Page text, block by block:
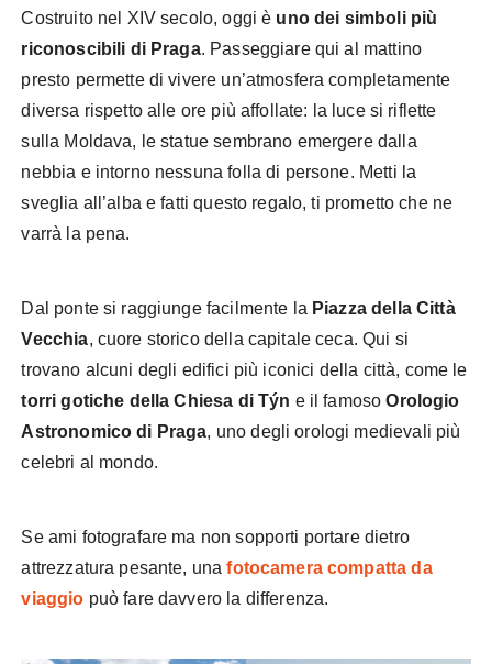
Costruito nel XIV secolo, oggi è uno dei simboli più
riconoscibili di Praga. Passeggiare qui al mattino
presto permette di vivere un’atmosfera completamente
diversa rispetto alle ore più affollate: la luce si riflette
sulla Moldava, le statue sembrano emergere dalla
nebbia e intorno nessuna folla di persone. Metti la
sveglia all’alba e fatti questo regalo, ti prometto che ne
varrà la pena.
Dal ponte si raggiunge facilmente la Piazza della Città
Vecchia, cuore storico della capitale ceca. Qui si
trovano alcuni degli edifici più iconici della città, come le
torri gotiche della Chiesa di Týn e il famosoOrologio
Astronomico di Praga, uno degli orologi medievali più
celebri al mondo.
Se ami fotografare ma non sopporti portare dietro
attrezzatura pesante, unafotocamera compatta da
viaggio può fare davvero la differenza.